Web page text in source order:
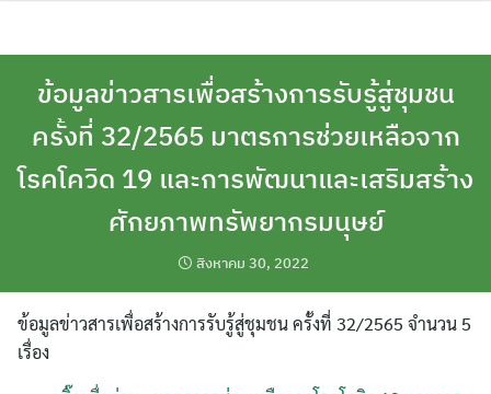
ข้อมูลข่าวสารเพื่อสร้างการรับรู้สู่ชุมชน
ครั้งที่ 32/2565 มาตรการช่วยเหลือจาก
โรคโควิด 19 และการพัฒนาและเสริมสร้าง
ศักยภาพทรัพยากรมนุษย์
สิงหาคม 30, 2022
ข้อมูลข่าวสารเพื่อสร้างการรับรู้สู่ชุมชน ครั้งที่ 32/2565 จำนวน 5
เรื่อง